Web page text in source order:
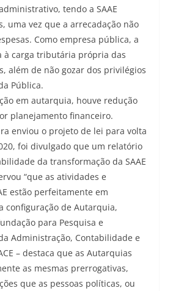
tendo a SAAE
uma vez que a arrecadação não
Como empresa pública, a
à carga tributária própria das
além de não gozar dos privilégios
Pública.
em autarquia, houve redução
planejamento financeiro.
enviou o projeto de lei para volta
foi divulgado que um relatório
da transformação da SAAE
“que as atividades e
estão perfeitamente em
configuração de Autarquia,
para Pesquisa e
Administração, Contabilidade e
– destaca que as Autarquias
as mesmas prerrogativas,
que as pessoas políticas, ou